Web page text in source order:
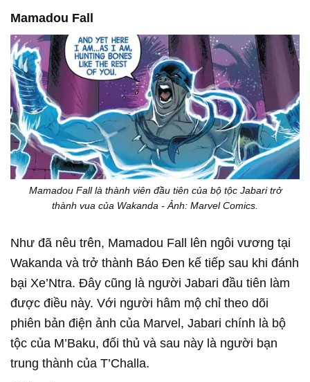
Mamadou Fall
Mamadou Fall là thành viên đầu tiên của bộ tộc Jabari trở
thành vua của Wakanda - Ảnh: Marvel Comics.
Như đã nêu trên, Mamadou Fall lên ngôi vương tại
Wakanda và trở thành Báo Đen kế tiếp sau khi đánh
bại Xe’Ntra. Đây cũng là người Jabari đầu tiên làm
được điều này. Với người hâm mộ chỉ theo dõi
phiên bản điện ảnh của Marvel, Jabari chính là bộ
tộc của M’Baku, đối thủ và sau này là người bạn
trung thành của T’Challa.